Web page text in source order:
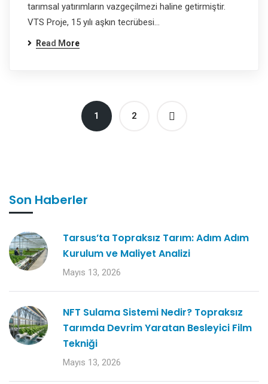
tarımsal yatırımların vazgeçilmezi haline getirmiştir.
VTS Proje, 15 yılı aşkın tecrübesi…
Read More
1 2
Son Haberler
Tarsus’ta Topraksız Tarım: Adım Adım
Kurulum ve Maliyet Analizi
Mayıs 13, 2026
NFT Sulama Sistemi Nedir? Topraksız
Tarımda Devrim Yaratan Besleyici Film
Tekniği
Mayıs 13, 2026